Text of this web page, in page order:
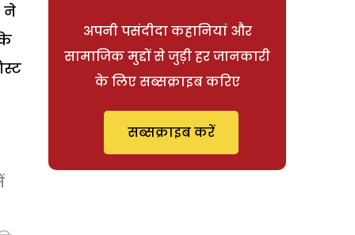
ने
अपनी पसंदीदा कहानियां और
सामाजिक मुद्दों से जुड़ी हर जानकारी
के लिए सब्सक्राइब करिए
सब्सक्राइब करें